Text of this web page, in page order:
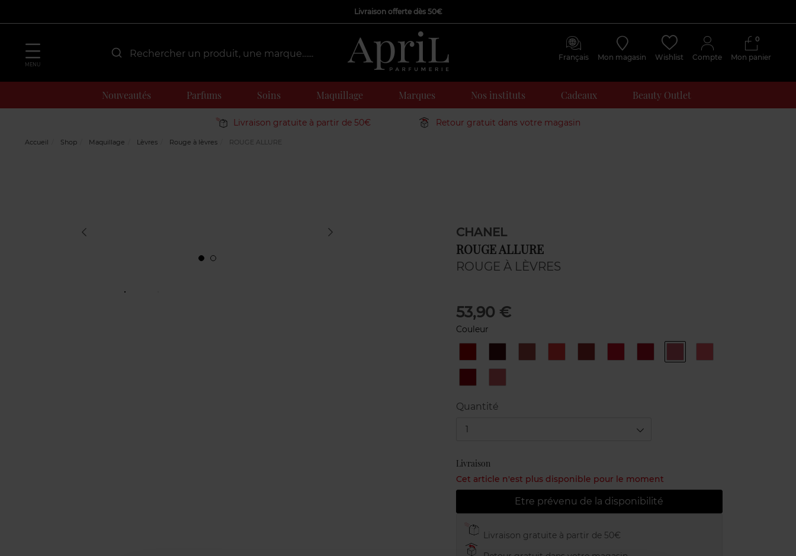
Livraison offerte dès 50€
MENU
Français Mon magasin Wishlist Compte Mon panier
0
Nouveautés Parfums Soins Maquillage Marques Nos instituts Cadeaux Beauty Outlet
Livraison gratuite à partir de 50€ Retour gratuit dans votre magasin
Accueil Shop Maquillage Lèvres Rouge à lèvres ROUGE ALLURE
CHANEL
ROUGE ALLURE
ROUGE À LÈVRES
53,90 €
Couleur
PASSIONROUGE
NOIR
ÉNIGMATIQUEINSAISISSABLE
ROUGEARDENTEINDÉPENDANTE
NEW
SÉDUISANTE
PIRATEBRÛLANT
Quantité
1
Livraison
Cet article n'est plus disponible pour le moment
Etre prévenu de la disponibilité
Livraison gratuite à partir de 50€